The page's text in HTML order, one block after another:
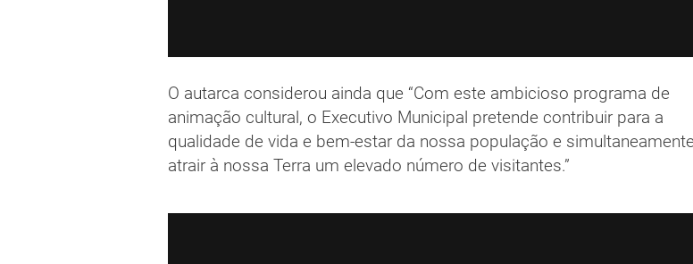
O autarca considerou ainda que “Com este ambicioso programa de
animação cultural, o Executivo Municipal pretende contribuir para a
qualidade de vida e bem-estar da nossa população e simultaneamente
atrair à nossa Terra um elevado número de visitantes.”